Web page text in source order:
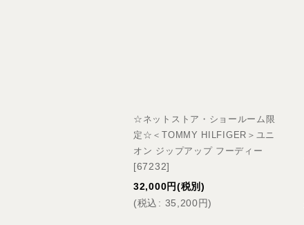
☆ネットストア・ショールーム限
定☆＜TOMMY HILFIGER＞ユニ
オン ジップアップ フーディー
[67232]
32,000円(税別)
(税込 : 35,200円)